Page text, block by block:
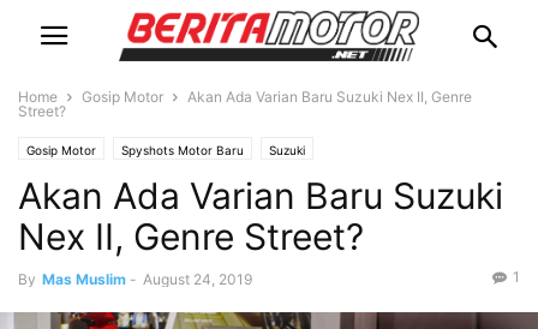
Home Gosip Motor
Akan Ada Varian Baru Suzuki Nex II, Genre
Street?
Gosip Motor Spyshots Motor Baru Suzuki
Akan Ada Varian Baru Suzuki
Nex II, Genre Street?
By Mas Muslim - August 24, 2019 1